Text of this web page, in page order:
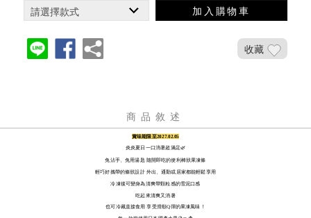
加入購物車
收藏
商品敘述